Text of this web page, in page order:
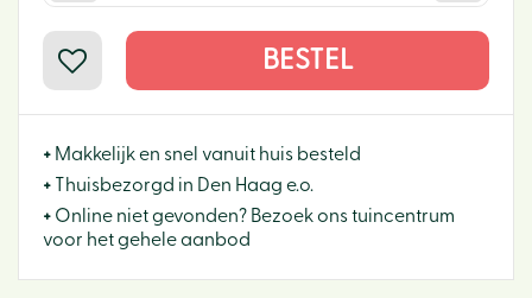
+ Makkelijk en snel vanuit huis besteld
+ Thuisbezorgd in Den Haag e.o.
+ Online niet gevonden? Bezoek ons tuincentrum
voor het gehele aanbod